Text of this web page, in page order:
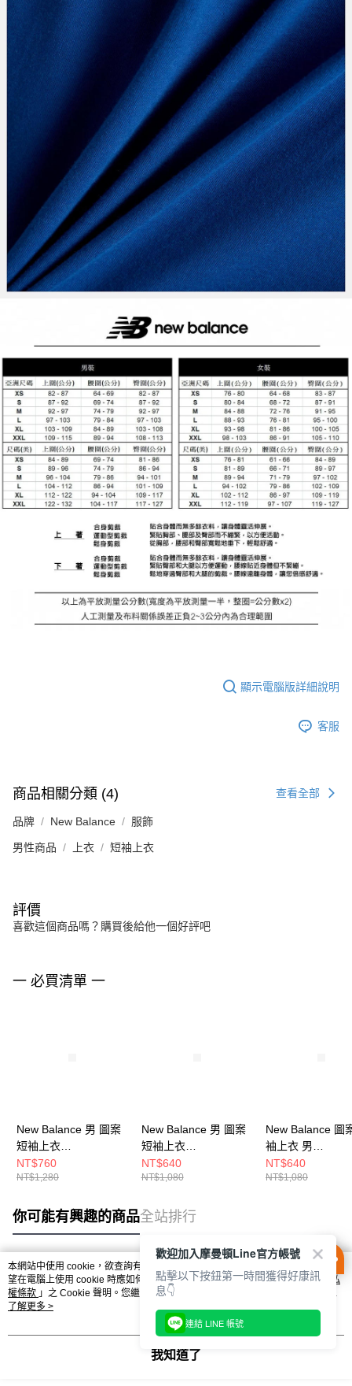
顯示電腦版詳細說明
客服
商品相關分類 (4) 查看全部
品牌 New Balance 服飾
男性商品 上衣 短袖上衣
評價
喜歡這個商品嗎？購買後給他一個好評吧
一 必買清單 一
New Balance 男 圖案
短袖上衣
MT53969AHH-F
NT$760
NT$1,280
New Balance 男 圖案
短袖上衣
MT53501BK-F
NT$640
NT$1,080
New Balance 圖
袖上衣 男
MT53949WT-F
NT$640
NT$1,080
你可能有興趣的商品全站排行
熱門標籤
本網站中使用 cookie，欲查詢有關本網站使用 cookie 方式之詳情，及若您不希
望在電腦上使用 cookie 時應如何變更電腦的 cookie 設定，請參閱本網站「
隱私
權條款 」之 Cookie 聲明。您繼續使用本網站即表示您同意本公司得按本網站使
用條款之 Cookie 聲明使用 cookie。
了解更多 >
我知道了
歡迎加入摩曼頓Line官方帳號
點擊以下按鈕第一時間獲得好康訊
息👇
連結 LINE 帳號